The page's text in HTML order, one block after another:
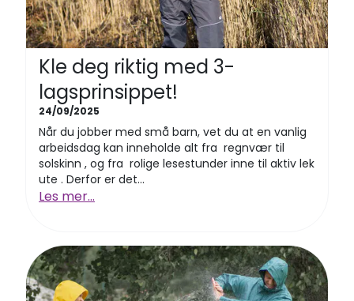
Kle deg riktig med 3-
lagsprinsippet!
24/09/2025
Når du jobber med små barn, vet du at en vanlig
arbeidsdag kan inneholde alt fra regnvær til
solskinn , og fra rolige lesestunder inne til aktiv lek
ute . Derfor er det...
Les mer...